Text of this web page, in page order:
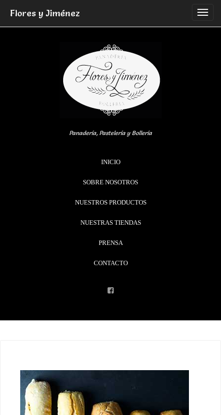
Flores y Jiménez
Panadería, Pastelería y Bollería
INICIO
SOBRE NOSOTROS
NUESTROS PRODUCTOS
NUESTRAS TIENDAS
PRENSA
CONTACTO